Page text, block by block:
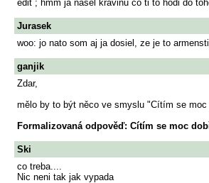
edit ; hmm ja nasel kravinu co ti to hodi do
Jurasek
woo: jo nato som aj ja dosiel, ze je to
ganjik
Zdar,
mělo by to být něco ve smyslu "Cítím se
Formalizovaná odpověď: Cítím se moc
Ski
co treba....
Nic neni tak jak vypada